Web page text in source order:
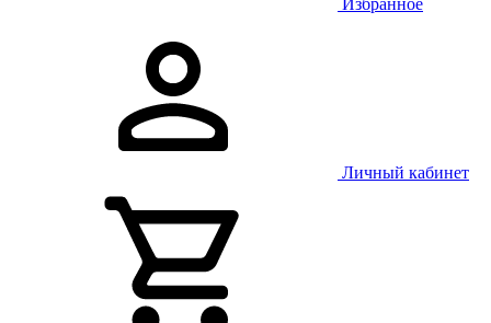
Избранное
Личный кабинет